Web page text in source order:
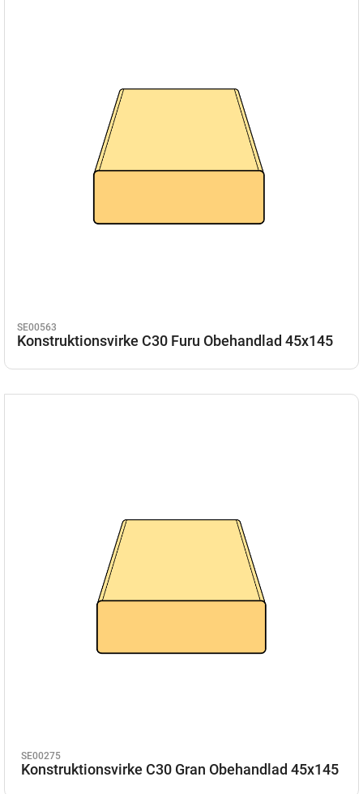
SE00563
Konstruktionsvirke C30 Furu Obehandlad 45x145
SE00275
Konstruktionsvirke C30 Gran Obehandlad 45x145